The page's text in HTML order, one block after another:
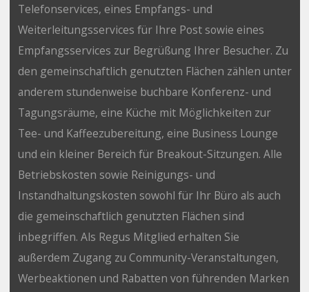
Telefonservices, eines Empfangs- und
Weiterleitungsservices für Ihre Post sowie eines
Empfangsservices zur Begrüßung Ihrer Besucher. Zu
den gemeinschaftlich genutzten Flächen zählen unter
anderem stundenweise buchbare Konferenz- und
Tagungsräume, eine Küche mit Möglichkeiten zur
Tee- und Kaffeezubereitung, eine Business Lounge
und ein kleiner Bereich für Breakout-Sitzungen. Alle
Betriebskosten sowie Reinigungs- und
Instandhaltungskosten sowohl für Ihr Büro als auch
die gemeinschaftlich genutzten Flächen sind
inbegriffen. Als Regus Mitglied erhalten Sie
außerdem Zugang zu Community-Veranstaltungen,
Werbeaktionen und Rabatten von führenden Marken